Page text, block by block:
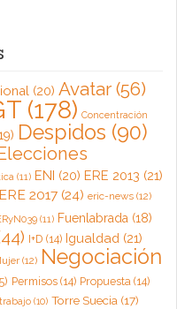
(20) Avatar (56)
(178) Concentración
Despidos (90)
(11) ENI (20) ERE 2013 (21)
ERE 2017 (24) eric-news (12)
(11) Fuenlabrada (18)
I+D (14) Igualdad (21)
(12) Negociación
Permisos (14) Propuesta (14)
(10) Torre Suecia (17)